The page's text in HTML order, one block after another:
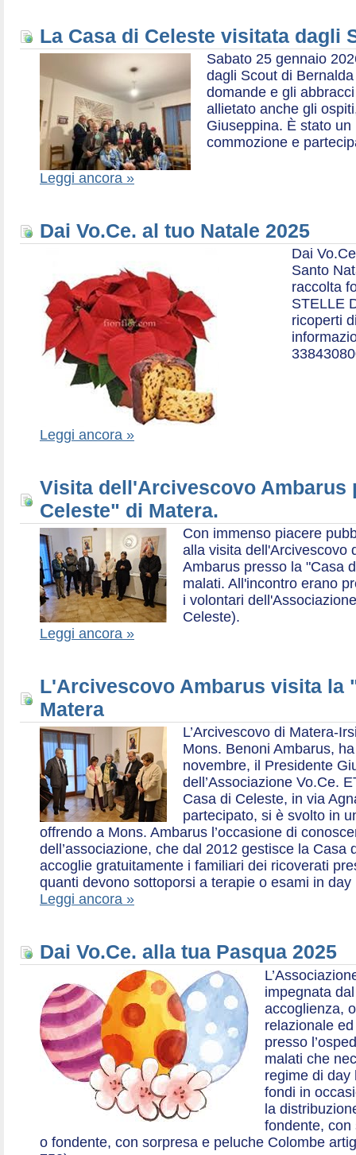
La Casa di Celeste visitata dagli
Sabato 25 gennaio
dagli Scout di
domande e gli
allietato anche gli
Giuseppina. È stato
commozione e
Leggi ancora »
Dai Vo.Ce. al tuo Natale 2025
Dai
Santo
raccolta
STELLE
ricoperti
Leggi ancora »
Visita dell'Arcivescovo Ambarus
Celeste" di Matera.
Con immenso piacere
alla visita dell'Arcivescovo
Ambarus presso la "Casa
malati. All'incontro erano
i volontari
Celeste).
Leggi ancora »
L'Arcivescovo Ambarus visita la
Matera
L’Arcivescovo di Matera-
Mons. Benoni Ambarus,
novembre, il Presidente
dell’Associazione Vo.Ce.
Casa di Celeste, in via
partecipato, si è svolto in
offrendo a Mons. Ambarus l’occasione di
dell’associazione, che dal 2012 gestisce la Casa
accoglie gratuitamente i familiari dei ricoverati
quanti devono sottoporsi a terapie o esami in day
Leggi ancora »
Dai Vo.Ce. alla tua Pasqua 2025
impegnata
accoglienza,
relazionale
presso
malati che
regime di day
fondi in
la
fondente, con
o fondente, con sorpresa e peluche Colombe